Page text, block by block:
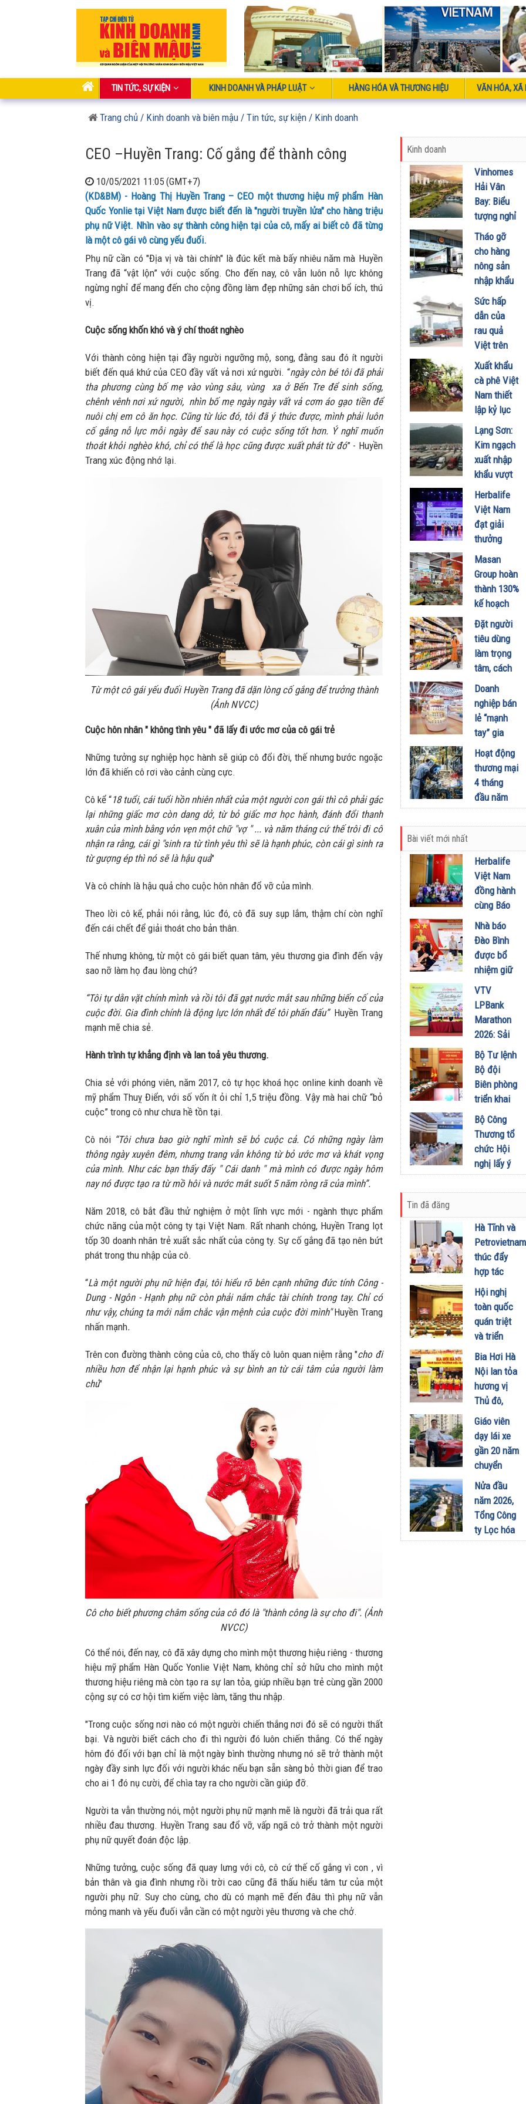
TIN TỨC, SỰ KIỆN KINH DOANH VÀ PHÁP LUẬT HÀNG HÓA VÀ THƯƠNG HIỆU VĂN HÓA, XÃ
Trang chủ / Kinh doanh và biên mậu / Tin tức, sự kiện / Kinh doanh
CEO –Huyền Trang: Cố gắng để thành công
10/05/2021 11:05 (GMT+7)
(KD&BM) - Hoàng Thị Huyền Trang – CEO một thương hiệu mỹ phẩm Hàn
Quốc Yonlie tại Việt Nam được biết đến là "người truyền lửa" cho hàng triệu
phụ nữ Việt. Nhìn vào sự thành công hiện tại của cô, mấy ai biết cô đã từng
là một cô gái vô cùng yếu đuối.
Phụ nữ cần có "Địa vị và tài chính" là đúc kết mà bấy nhiêu năm mà Huyền
Trang đã “vật lộn” với cuộc sống. Cho đến nay, cô vẫn luôn nỗ lực không
ngừng nghỉ để mang đến cho cộng đồng làm đẹp những sân chơi bổ ích, thú
vị.
Cuộc sống khốn khó và ý chí thoát nghèo
Với thành công hiện tại đầy người ngưỡng mộ, song, đằng sau đó ít người
biết đến quá khứ của CEO đầy vất vả nơi xứ người. “ngày còn bé tôi đã phải
tha phương cùng bố mẹ vào vùng sâu, vùng xa ở Bến Tre để sinh sống,
chênh vênh nơi xứ người, nhìn bố mẹ ngày ngày vất vả cơm áo gạo tiền để
nuôi chị em cô ăn học. Cũng từ lúc đó, tôi đã ý thức được, mình phải luôn
cố gắng nỗ lực mỗi ngày để sau này có cuộc sống tốt hơn. Ý nghĩ muốn
thoát khỏi nghèo khó, chỉ có thể là học cũng được xuất phát từ đó” - Huyền
Trang xúc động nhớ lại.
Từ một cô gái yếu đuối Huyền Trang đã dặn lòng cố gắng để trưởng thành
(Ảnh NVCC)
Cuộc hôn nhân " không tình yêu " đã lấy đi ước mơ của cô gái trẻ
Những tưởng sự nghiệp học hành sẽ giúp cô đổi đời, thế nhưng bước ngoặc
lớn đã khiến cô rơi vào cảnh cùng cực.
Cô kể “18 tuổi, cái tuổi hồn nhiên nhất của một người con gái thì cô phải gác
lại những giấc mơ còn dang dở, từ bỏ giấc mơ học hành, đánh đổi thanh
xuân của mình bằng vỏn vẹn một chữ "vợ " ... và năm tháng cứ thế trôi đi cô
nhận ra rằng, cái gì "sinh ra từ tình yêu thì sẽ là hạnh phúc, còn cái gì sinh ra
từ gượng ép thì nó sẽ là hậu quả"
Và cô chính là hậu quả cho cuộc hôn nhân đổ vỡ của mình.
Theo lời cô kể, phải nói rằng, lúc đó, cô đã suy sụp lắm, thậm chí còn nghĩ
đến cái chết để giải thoát cho bản thân.
Thế nhưng không, từ một cô gái biết quan tâm, yêu thương gia đình đến vậy
sao nỡ làm họ đau lòng chứ?
“Tôi tự dằn vặt chính mình và rồi tôi đã gạt nước mắt sau những biến cố của
cuộc đời. Gia đình chính là động lực lớn nhất để tôi phấn đấu” Huyền Trang
mạnh mẽ chia sẻ.
Hành trình tự khẳng định và lan toả yêu thương.
Chia sẻ với phóng viên, năm 2017, cô tự học khoá học online kinh doanh về
mỹ phẩm Thuỵ Điển, với số vốn ít ỏi chỉ 1,5 triệu đồng. Vậy mà hai chữ “bỏ
cuộc” trong cô như chưa hề tồn tại.
Cô nói “Tôi chưa bao giờ nghĩ mình sẽ bỏ cuộc cả. Có những ngày làm
thông ngày xuyên đêm, nhưng trang vẫn không từ bỏ ước mơ và khát vọng
của mình. Như các bạn thấy đấy " Cái danh " mà mình có được ngày hôm
nay nó được tạo ra từ mồ hôi và nước mắt suốt 5 năm ròng rã của mình”.
Năm 2018, cô bắt đầu thử nghiệm ở một lĩnh vực mới - ngành thực phẩm
chức năng của một công ty tại Việt Nam. Rất nhanh chóng, Huyền Trang lọt
tốp 30 doanh nhân trẻ xuất sắc nhất của công ty. Sự cố gắng đã tạo nên bứt
phát trong thu nhập của cô.
“Là một người phụ nữ hiện đại, tôi hiểu rõ bên cạnh những đức tính Công -
Dung - Ngôn - Hạnh phụ nữ còn phải nắm chắc tài chính trong tay. Chỉ có
như vậy, chúng ta mới nắm chắc vận mệnh của cuộc đời mình"Huyền Trang
nhấn mạnh.
Trên con đường thành công của cô, cho thấy cô luôn quan niệm rằng "cho đi
nhiều hơn để nhận lại hạnh phúc và sự bình an từ cái tâm của người làm
chủ"
Cô cho biết phương châm sống của cô đó là "thành công là sự cho đi". (Ảnh
NVCC)
Có thể nói, đến nay, cô đã xây dựng cho mình một thương hiệu riêng - thương
hiệu mỹ phẩm Hàn Quốc Yonlie Việt Nam, không chỉ sở hữu cho mình một
thương hiệu riêng mà còn tạo ra sự lan tỏa, giúp nhiều bạn trẻ cùng gần 2000
cộng sự có cơ hội tìm kiếm việc làm, tăng thu nhập.
"Trong cuộc sống nơi nào có một người chiến thắng nơi đó sẽ có người thất
bại. Và người biết cách cho đi thì người đó luôn chiến thắng. Có thể ngày
hôm đó đối với bạn chỉ là một ngày bình thường nhưng nó sẽ trở thành một
ngày đầy sinh lực đối với người khác nếu bạn sẵn sàng bỏ thời gian để trao
cho ai 1 đó nụ cười, để chìa tay ra cho người cần giúp đỡ.
Người ta vẫn thường nói, một người phụ nữ mạnh mẽ là người đã trải qua rất
nhiều đau thương. Huyền Trang sau đổ vỡ, vấp ngã cô trở thành một người
phụ nữ quyết đoán độc lập.
Những tưởng, cuộc sống đã quay lưng với cô, cô cứ thế cố gắng vì con , vì
bản thân và gia đình nhưng rồi trời cao cũng đã thấu hiểu tâm tư của một
người phụ nữ. Suy cho cùng, cho dù có mạnh mẽ đến đâu thì phụ nữ vẫn
mỏng manh và yếu đuối vẫn cần có một người yêu thương và che chở.
Kinh doanh
Vinhomes
Hải Vân
Bay: Biểu
tượng nghỉ
dưỡng mới
đón đầu xu
hướng
Retreat
Metropolis
trên toàn
cầu
16/03/2026
Tháo gỡ
cho hàng
nông sản
nhập khẩu
vào Việt
Nam do
vướng Nghị
định 46
Sức hấp
dẫn của
rau quả
Việt trên
thị trường
tỉ dân
19/11/2025
Xuất khẩu
cà phê Việt
Nam thiết
lập kỷ lục
mới về kim
ngạch xuất
khẩu
04/07/2025
Lạng Sơn:
Kim ngạch
xuất nhập
khẩu vượt
17,8 tỷ USD
trong quý
I/2025,
tăng 24%
so với cùng
kỳ
13/04/2025
Herbalife
Việt Nam
đạt giải
thưởng
“Sản Phẩm
Vàng Vì
Sức Khỏe
Cộng
Đồng” lần
thứ 10 liên
tiếp
05/02/2025
Masan
Group hoàn
thành 130%
kế hoạch
lợi nhuận
năm 2024,
Masan
MEATLife
nhuận sau
thuế cả quý
dương
29/10/2024
Đặt người
tiêu dùng
làm trọng
tâm, cách
sinh lời
bền vững
30/08/2024
Doanh
nghiệp bán
lẻ “mạnh
tay” gia
tăng lợi ích
cho người
tiêu dùng
29/08/2024
Hoạt động
thương mại
4 tháng
đầu năm
2024 trong
sản xuất
nghiệp có
nhiều khả
quan.
11/05/2024
Bài viết mới nhất
Herbalife
Việt Nam
đồng hành
cùng Báo
Sức khỏe
và Đời
sống tổ
chức Cuộc
thi “Tôi
Khỏe Đẹp
Hơn” lần
thứ 5 để
khuyến
khích mọi
người trở
thành
phiên bản
chính mình
01/08/2026
Nhà báo
Đào Bình
được bổ
nhiệm giữ
chức Tổng
Biên tập
Tạp chí
Doanh
Đầu tư
01/08/2026
VTV
LPBank
Marathon
2026: Sải
bước qua
miền Di
sản, lan
tỏa giá trị
xanh
31/07/2026
Bộ Tư lệnh
Bộ đội
Biên phòng
triển khai
phương
hướng,
nhiệm vụ
trọng tâm
tháng
Bộ Công
Thương tổ
chức Hội
nghị lấy ý
kiến dự
thảo Nghị
kinh doanh
xăng dầu
29/07/2026
Tin đã đăng
Hà Tĩnh và
Petrovietnam
thúc đẩy
hợp tác
phát triển
trung tâm
công
nghiệp -
sinh thái
tại Vũng
Áng
29/07/2026
Hội nghị
toàn quốc
quán triệt
và triển
khai thực
hiện Nghị
quyết Hội
nghị Trung
29/07/2026
Bia Hơi Hà
Nội lan tỏa
hương vị
Thủ đô,
khuấy động
mùa hè tại
TP. Hồ Chí
Minh
Giáo viên
dạy lái xe
gần 20 năm
chuyển
sang dùng
Limo
Green: Tôi
đã hiểu vì
sao xe điện
Nửa đầu
năm 2026,
Tổng Công
ty Lọc hóa
dầu Việt